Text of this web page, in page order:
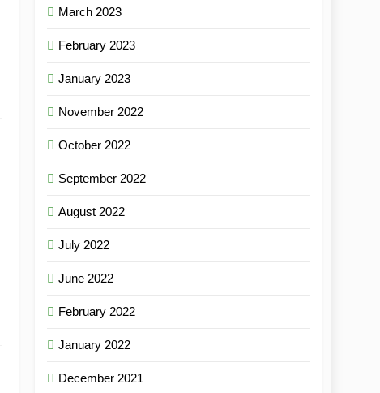
March 2023
February 2023
January 2023
November 2022
October 2022
September 2022
August 2022
July 2022
June 2022
February 2022
January 2022
December 2021